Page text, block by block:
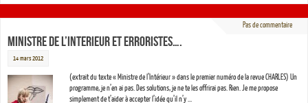
Pas de commentaire
MINISTRE DE L’INTERIEUR ET ERRORISTES….
14 mars 2012
(extrait du texte « Ministre de l’Intérieur » dans le premier numéro de la revue CHARLES) Un
programme, je n’en ai pas. Des solutions, je ne te les offrirai pas. Rien. Je me propose
simplement de t’aider à accepter l’idée qu’il n’y …